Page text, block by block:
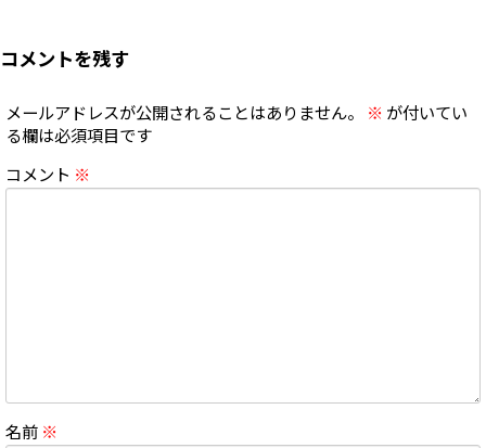
コメントを残す
メールアドレスが公開されることはありません。 ※ が付いてい
る欄は必須項目です
コメント ※
名前 ※